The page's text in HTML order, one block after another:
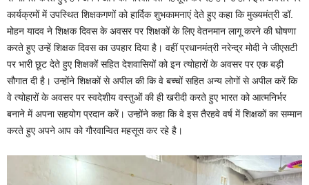
कार्यक्रमों में उपस्थित शिक्षकगणों को हार्दिक शुभकामनाएं देते हुए कहा कि मुख्यमंत्री डॉ.
मोहन यादव ने शिक्षक दिवस के अवसर पर शिक्षकों के लिए वेतनमान लागू करने की घोषणा
करते हुए उन्हें शिक्षक दिवस का उपहार दिया है। वहीं प्रधानमंत्री नरेन्द्र मोदी ने जीएसटी
पर भारी छूट देते हुए शिक्षकों सहित देशवासियों को इन त्योहारों के अवसर पर एक बड़ी
सौगात दी है। उन्होंने शिक्षकों से अपील की कि वे बच्चों सहित अन्य लोगों से अपील करें कि
वे त्योहारों के अवसर पर स्वदेशीय वस्तुओं की ही खरीदी करते हुए भारत को आत्मनिर्भर
बनाने में अपना सहयोग प्रदान करें। उन्होंने कहा कि वे इस तैरहवे वर्ष में शिक्षकों का सम्मान
करते हुए अपने आप को गौरवान्वित महसूस कर रहे है।